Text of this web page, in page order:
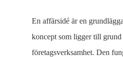
En affärsidé är en
koncept som ligger till grund
företagsverksamhet. Den